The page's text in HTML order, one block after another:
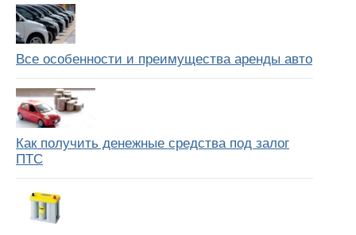
Все особенности и преимущества аренды авто
Как получить денежные средства под залог
ПТС